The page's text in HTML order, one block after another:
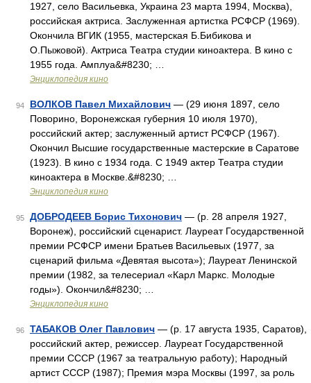
1927, село Васильевка, Украина 23 марта 1994, Москва),
российская актриса. Заслуженная артистка РСФСР (1969).
Окончила ВГИК (1955, мастерская Б.Бибикова и
О.Пыжовой). Актриса Театра студии киноактера. В кино с
1955 года. Амплуа&#8230; …
Энциклопедия кино
94 ВОЛКОВ Павел Михайлович — (29 июня 1897, село
Поворино, Воронежская губерния 10 июля 1970),
российский актер; заслуженный артист РСФСР (1967).
Окончил Высшие государственные мастерские в Саратове
(1923). В кино с 1934 года. С 1949 актер Театра студии
киноактера в Москве.&#8230; …
Энциклопедия кино
95 ДОБРОДЕЕВ Борис Тихонович — (р. 28 апреля 1927,
Воронеж), российский сценарист. Лауреат Государственной
премии РСФСР имени Братьев Васильевых (1977, за
сценарий фильма «Девятая высота»); Лауреат Ленинской
премии (1982, за телесериал «Карл Маркс. Молодые
годы»). Окончил&#8230; …
Энциклопедия кино
96 ТАБАКОВ Олег Павлович — (р. 17 августа 1935, Саратов),
российский актер, режиссер. Лауреат Государственной
премии СССР (1967 за театральную работу); Народный
артист СССР (1987); Премия мэра Москвы (1997, за роль